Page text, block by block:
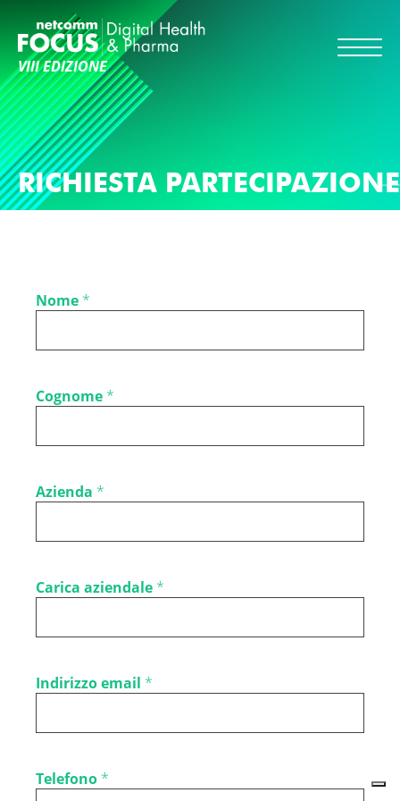
VIII EDIZIONE
RICHIESTA PARTECIPAZIONE
Nome *
Cognome *
Azienda *
Carica aziendale *
Indirizzo email *
Telefono *